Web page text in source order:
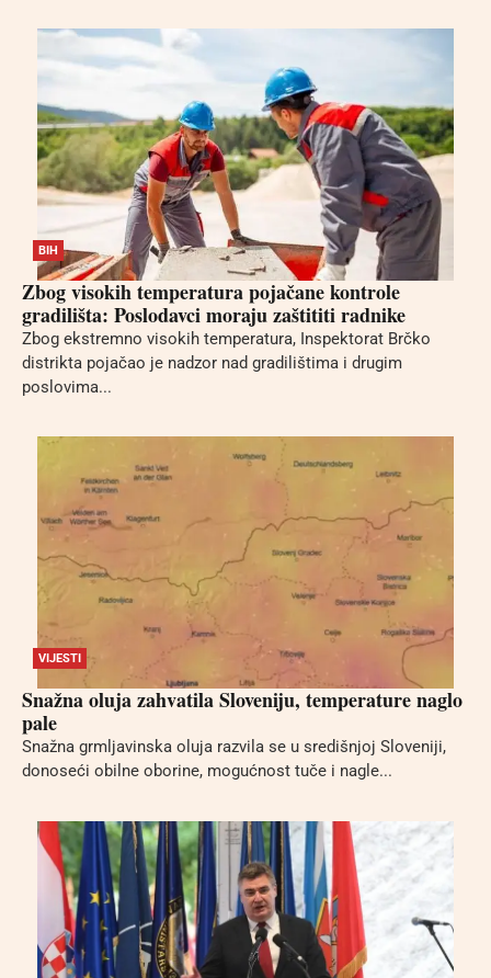
BIH
Zbog visokih temperatura pojačane kontrole
gradilišta: Poslodavci moraju zaštititi radnike
Zbog ekstremno visokih temperatura, Inspektorat Brčko
distrikta pojačao je nadzor nad gradilištima i drugim
poslovima...
VIJESTI
Snažna oluja zahvatila Sloveniju, temperature naglo
pale
Snažna grmljavinska oluja razvila se u središnjoj Sloveniji,
donoseći obilne oborine, mogućnost tuče i nagle...